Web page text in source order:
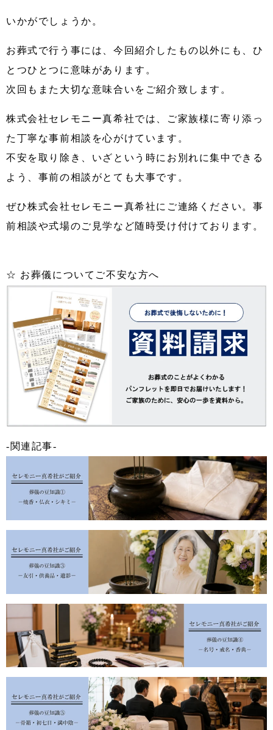
いかがでしょうか。
お葬式で行う事には、今回紹介したもの以外にも、ひ
とつひとつに意味があります。
次回もまた大切な意味合いをご紹介致します。
株式会社セレモニー真希社では、ご家族様に寄り添っ
た丁寧な事前相談を心がけています。
不安を取り除き、いざという時にお別れに集中できる
よう、事前の相談がとても大事です。
ぜひ株式会社セレモニー真希社にご連絡ください。事
前相談や式場のご見学など随時受け付けております。
☆ お葬儀についてご不安な方へ
‐関連記事‐